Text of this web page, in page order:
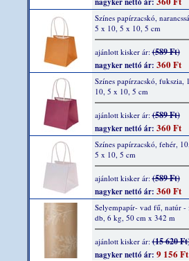
Színes papírzacskó,
5 x 10, 5 x 10, 5 cm
ajánlott kisker ár:(589 Ft)
nagyker nettó ár: 360 Ft
Színes papírzacskó, fukszia,
10, 5 x 10, 5 cm
ajánlott kisker ár:(589 Ft)
nagyker nettó ár: 360 Ft
Színes papírzacskó, fehér,
5 x 10, 5 cm
ajánlott kisker ár:(589 Ft)
nagyker nettó ár: 360 Ft
Selyempapír- vad fű, natúr -
db, 6 kg, 50 cm x 342 m
ajánlott kisker ár:(15 620
nagyker nettó ár: 9 156 Ft